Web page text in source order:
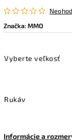
Značka:MMO
Vyberte veľkosť
Rukáv
Informácie a